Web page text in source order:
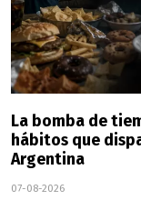
La bomba de
hábitos que
Argentina
07-08-2026